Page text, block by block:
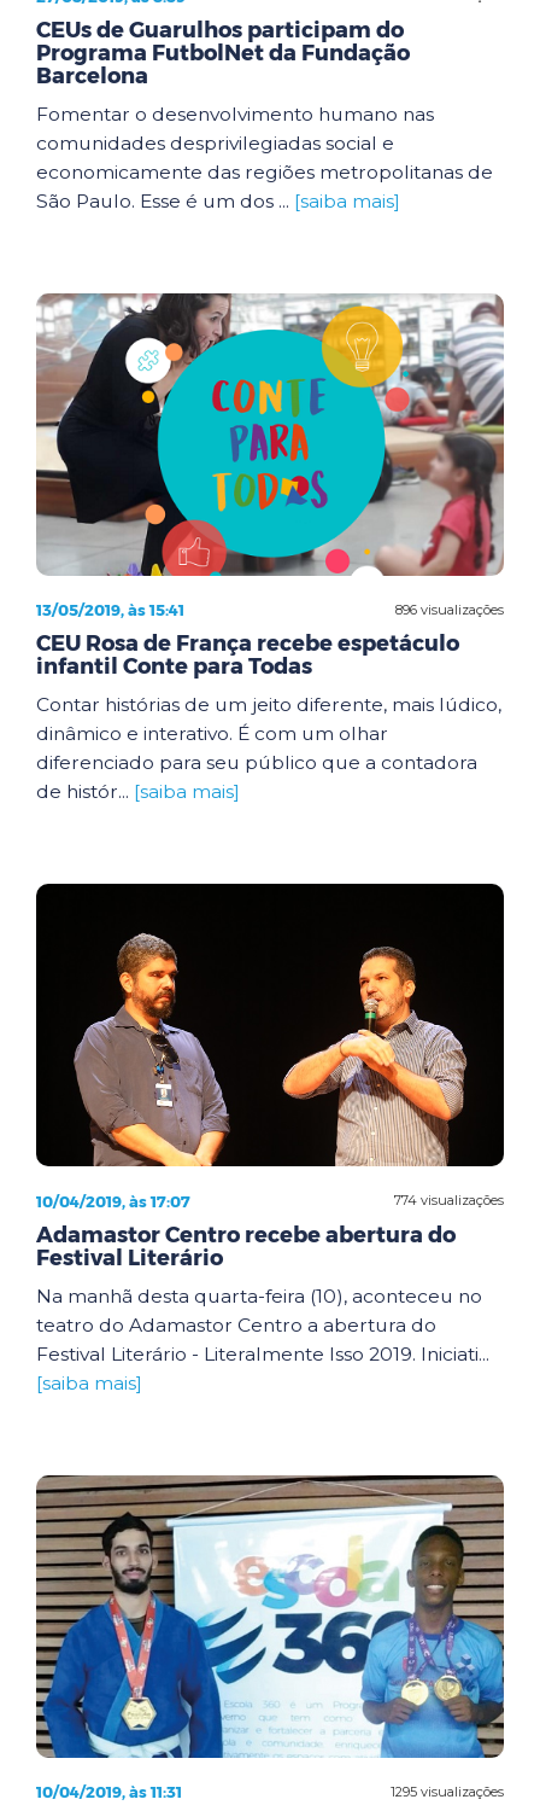
CEUs de Guarulhos participam do
Programa FutbolNet da Fundação
Barcelona
Fomentar o desenvolvimento humano nas
comunidades desprivilegiadas social e
economicamente das regiões metropolitanas de
São Paulo. Esse é um dos ... [saiba mais]
896 visualizações
13/05/2019, às 15:41
CEU Rosa de França recebe espetáculo
infantil Conte para Todas
Contar histórias de um jeito diferente, mais lúdico,
dinâmico e interativo. É com um olhar
diferenciado para seu público que a contadora
de histór... [saiba mais]
774 visualizações
10/04/2019, às 17:07
Adamastor Centro recebe abertura do
Festival Literário
Na manhã desta quarta-feira (10), aconteceu no
teatro do Adamastor Centro a abertura do
Festival Literário - Literalmente Isso 2019. Iniciati...
[saiba mais]
1295 visualizações
10/04/2019, às 11:31